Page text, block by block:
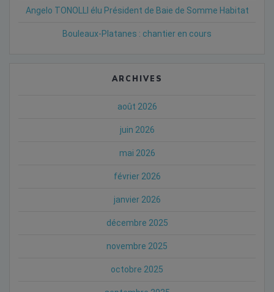
Angelo TONOLLI élu Président de Baie de Somme Habitat
Bouleaux-Platanes : chantier en cours
ARCHIVES
août 2026
juin 2026
mai 2026
février 2026
janvier 2026
décembre 2025
novembre 2025
octobre 2025